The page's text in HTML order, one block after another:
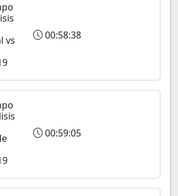
vs
00:58:38
00:59:05